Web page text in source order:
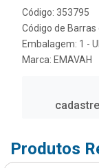
Código: 353795
Código de
Embalagem: 1 -
Marca: EMAVAH
Produtos